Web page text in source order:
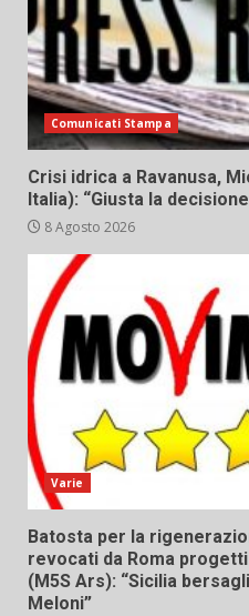
Comunicati Stampa
Crisi idrica a Ravanusa,
Italia): “Giusta la
8 Agosto 2026
Varie
Batosta per la
revocati da Roma
(M5S Ars): “Sicilia
Meloni”